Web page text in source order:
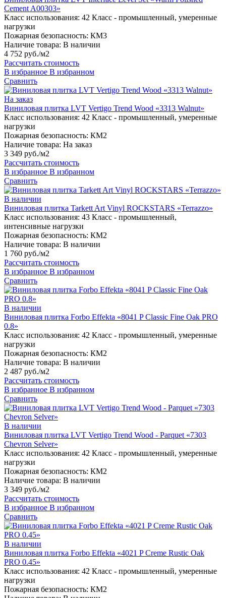
Cement A00303»
Класс использования: 42 Класс - промышленный, умеренные
нагрузки
Пожарная безопасность: КМ3
Наличие товара: В наличии
4 752 руб./м2
Рассчитать стоимость
В избранное В избранном
Сравнить
На заказ
Виниловая плитка LVT Vertigo Trend Wood «3313 Walnut»
Класс использования: 42 Класс - промышленный, умеренные
нагрузки
Пожарная безопасность: КМ2
Наличие товара: На заказ
3 349 руб./м2
Рассчитать стоимость
В избранное В избранном
Сравнить
В наличии
Виниловая плитка Tarkett Art Vinyl ROCKSTARS «Terrazzo»
Класс использования: 43 Класс - промышленный,
интенсивные нагрузки
Пожарная безопасность: КМ2
Наличие товара: В наличии
1 760 руб./м2
Рассчитать стоимость
В избранное В избранном
Сравнить
В наличии
Виниловая плитка Forbo Effekta «8041 P Classic Fine Oak PRO
0.8»
Класс использования: 42 Класс - промышленный, умеренные
нагрузки
Пожарная безопасность: КМ2
Наличие товара: В наличии
2 487 руб./м2
Рассчитать стоимость
В избранное В избранном
Сравнить
В наличии
Виниловая плитка LVT Vertigo Trend Wood - Parquet «7303
Chevron Selver»
Класс использования: 42 Класс - промышленный, умеренные
нагрузки
Пожарная безопасность: КМ2
Наличие товара: В наличии
3 349 руб./м2
Рассчитать стоимость
В избранное В избранном
Сравнить
В наличии
Виниловая плитка Forbo Effekta «4021 P Creme Rustic Oak
PRO 0.45»
Класс использования: 42 Класс - промышленный, умеренные
нагрузки
Пожарная безопасность: КМ2